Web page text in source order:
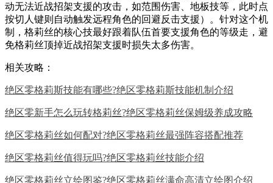
动无法近战招架支援的攻击，如范围伤害、地板技等，此时点
按切人键则自动触发远程角色的回避反击支援）。针对这个机
制，格莉丝的核心技最好跟着队伍首要支援角色的等级走，避
免格莉丝顶掉近战招架支援时损失太多伤害。
相关攻略：
绝区零格莉斯技能有哪些?绝区零格莉斯技能机制介绍
绝区零新手怎么玩转格莉丝?绝区零格莉丝保姆级养成攻略
绝区零格莉丝如何配对?绝区零格莉丝最强阵容搭配推荐
绝区零格莉丝值得玩吗?绝区零格莉丝技能介绍
绝区零格莉丝立绘图鉴?绝区零格莉丝满命高清立绘图介绍